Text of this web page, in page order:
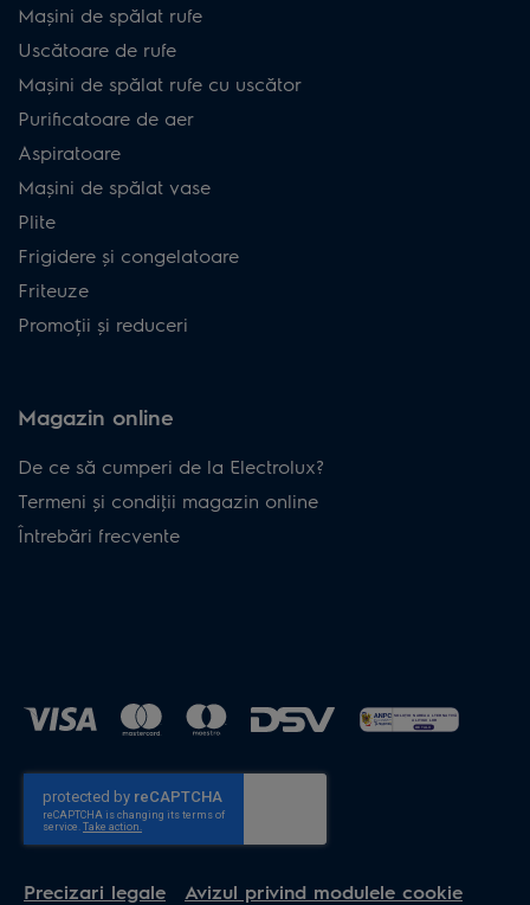
Mașini de spălat rufe
Uscătoare de rufe
Mașini de spălat rufe cu uscător
Purificatoare de aer
Aspiratoare
Mașini de spălat vase
Plite
Frigidere și congelatoare
Friteuze
Promoții și reduceri
Magazin online
De ce să cumperi de la Electrolux?
Termeni și condiţii magazin online
Întrebări frecvente
Precizari legale Avizul privind modulele cookie